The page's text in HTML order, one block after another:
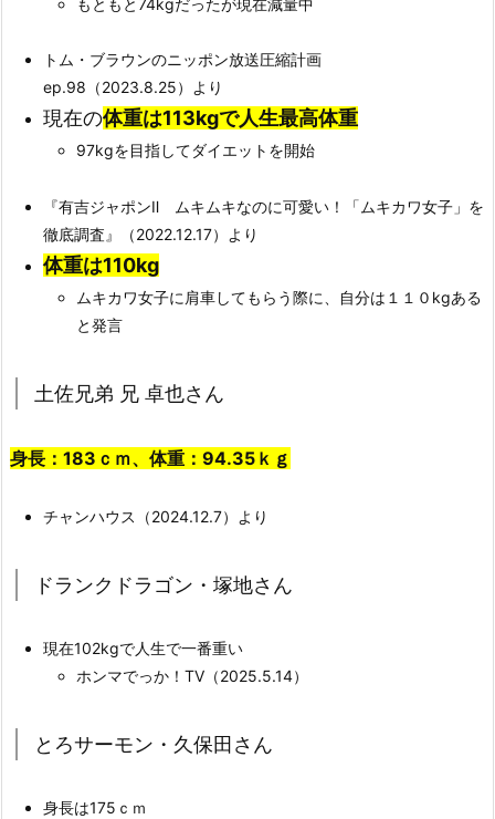
トム・ブラウンのニッポン放送圧縮計画
ep.98（2023.8.25）より
現在の体重は113kgで人生最高体重
97kgを目指してダイエットを開始
『有吉ジャポンⅡ ムキムキなのに可愛い！「ムキカワ女子」を
徹底調査』（2022.12.17）より
体重は110kg
ムキカワ女子に肩車してもらう際に、自分は１１０kgある
と発言
土佐兄弟 兄 卓也さん
身長：183ｃｍ、体重：94.35ｋｇ
チャンハウス（2024.12.7）より
ドランクドラゴン・塚地さん
現在102kgで人生で一番重い
ホンマでっか！TV（2025.5.14）
とろサーモン・久保田さん
身長は175ｃｍ